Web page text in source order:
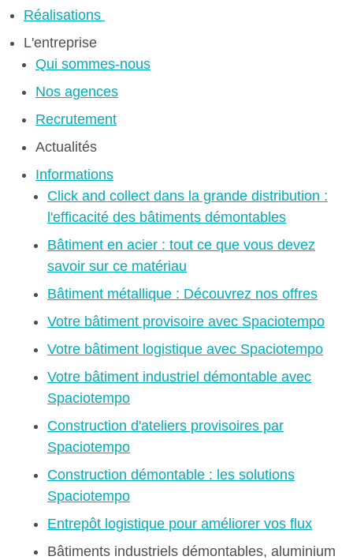
Réalisations
L'entreprise
Qui sommes-nous
Nos agences
Recrutement
Actualités
Informations
Click and collect dans la grande distribution :
l'efficacité des bâtiments démontables
Bâtiment en acier : tout ce que vous devez
savoir sur ce matériau
Bâtiment métallique : Découvrez nos offres
Votre bâtiment provisoire avec Spaciotempo
Votre bâtiment logistique avec Spaciotempo
Votre bâtiment industriel démontable avec
Spaciotempo
Construction d'ateliers provisoires par
Spaciotempo
Construction démontable : les solutions
Spaciotempo
Entrepôt logistique pour améliorer vos flux
Bâtiments industriels démontables, aluminium